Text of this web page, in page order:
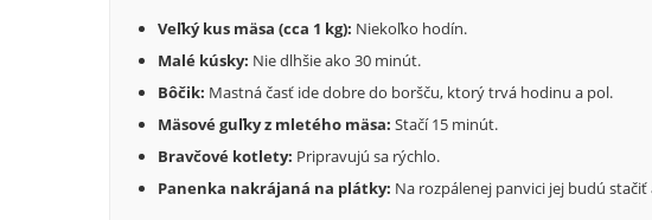
Veľký kus mäsa (cca 1 kg): Niekoľko hodín.
Malé kúsky: Nie dlhšie ako 30 minút.
Bôčik: Mastná časť ide dobre do boršču, ktorý trvá hodinu a pol.
Mäsové guľky z mletého mäsa: Stačí 15 minút.
Bravčové kotlety: Pripravujú sa rýchlo.
Panenka nakrájaná na plátky: Na rozpálenej panvici jej budú